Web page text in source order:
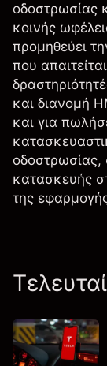
οδοστρωσίας
κοινής
προμηθεύει
που
και διανομή
και για
οδοστρωσίας,
κατασκευής
της